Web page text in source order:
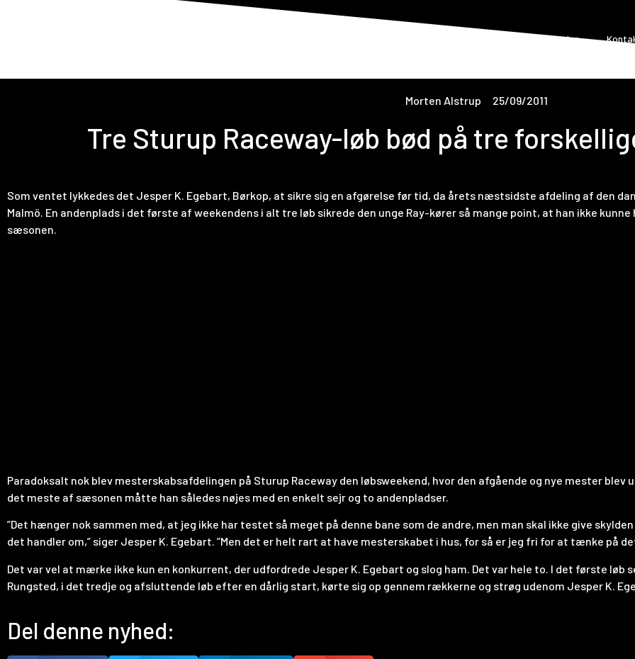
Nyheder
Morten Alstrup 25/09/2011
Tre Sturup Raceway-løb bød på tre
Som ventet lykkedes det Jesper K. Egebart, Børkop, at sikre sig en afgørelse før tid, da årets næstsidste afdeling af den
Malmö. En andenplads i det første af weekendens i alt tre løb sikrede den unge Ray-kører så mange point, at han ikke
sæsonen.
Paradoksalt nok blev mesterskabsafdelingen på Sturup Raceway den løbsweekend, hvor den afgående og nye mester
det meste af sæsonen måtte han således nøjes med en enkelt sejr og to andenpladser.
”Det hænger nok sammen med, at jeg ikke har testet så meget på denne bane som de andre, men man skal ikke give
det handler om,” siger Jesper K. Egebart. ”Men det er helt rart at have mesterskabet i hus, for så er jeg fri for at tænke på
Det var vel at mærke ikke kun en konkurrent, der udfordrede Jesper K. Egebart og slog ham. Det var hele to. I det første løb
Rungsted, i det tredje og afsluttende løb efter en dårlig start, kørte sig op gennem rækkerne og strøg udenom Jesper K.
Del denne nyhed: